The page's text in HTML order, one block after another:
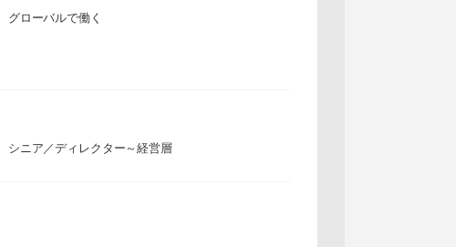
グローバルで働く
シニア／ディレクター～経営層